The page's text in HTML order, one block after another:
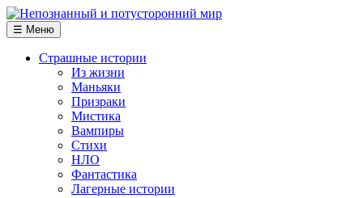
☰ Меню
Страшные истории
Из жизни
Маньяки
Призраки
Мистика
Вампиры
Стихи
НЛО
Фантастика
Лагерные истории